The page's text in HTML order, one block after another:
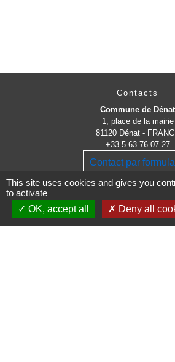
Contacts
Commune de Dénat
1, place de la mairie
81120 Dénat -
+33 5 63 76 07 27
Contact par
Lundi : 8h - 12h
Mardi : 15h - 18h
This site uses cookies and gives you
to activate
OK, accept all
Deny all